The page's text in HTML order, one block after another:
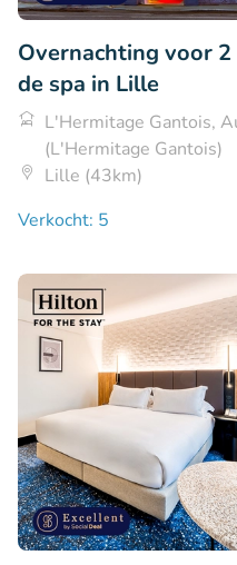
Overnachting voor
de spa in Lille
L'Hermitage Gantois,
(L'Hermitage Gantois)
Lille (43km)
Verkocht: 5